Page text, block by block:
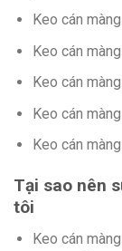
Keo cán
Keo cán
Keo cán
Keo cán
Keo cán
Tại sao nên
tôi
Keo cán